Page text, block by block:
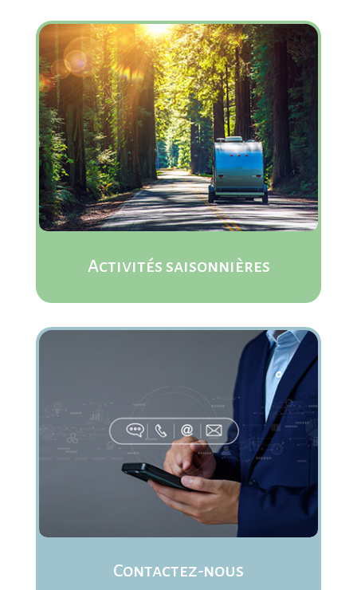
Activités saisonnières
Contactez-nous